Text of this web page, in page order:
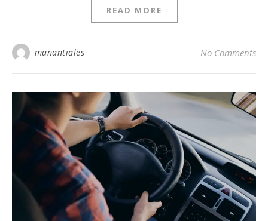
READ MORE
manantiales No Comments